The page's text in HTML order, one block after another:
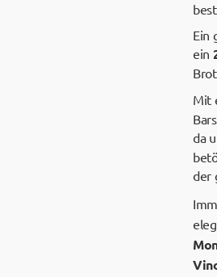
Ein
ein
Mit
da
der